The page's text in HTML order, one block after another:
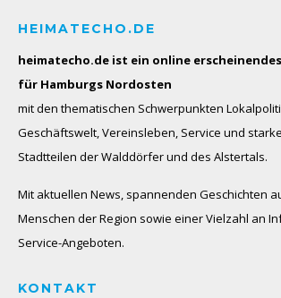
HEIMATECHO.DE
heimatecho.de ist ein online erscheinendes
für Hamburgs Nordosten
mit den thematischen Schwerpunkten
Geschäftswelt, Vereinsleben, Service und
Stadtteilen der Walddörfer und des Alstertals.
Mit aktuellen News, spannenden Geschichten
Menschen der Region sowie einer Vielzahl an
Service-Angeboten.
KONTAKT